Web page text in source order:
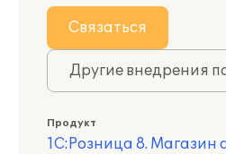
Связаться
Другие внедрения
Продукт
1С:Розница 8. Магазин